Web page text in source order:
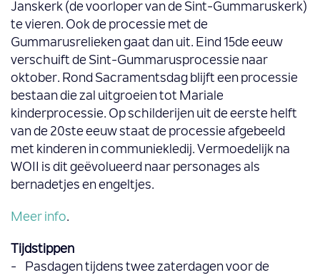
Janskerk (de voorloper van de Sint-Gummaruskerk)
te vieren. Ook de processie met de
Gummarusrelieken gaat dan uit. Eind 15de eeuw
verschuift de Sint-Gummarusprocessie naar
oktober. Rond Sacramentsdag blijft een processie
bestaan die zal uitgroeien tot Mariale
kinderprocessie. Op schilderijen uit de eerste helft
van de 20ste eeuw staat de processie afgebeeld
met kinderen in communiekledij. Vermoedelijk na
WOII is dit geëvolueerd naar personages als
bernadetjes en engeltjes.
Meer info.
Tijdstippen
- Pasdagen tijdens twee zaterdagen voor de